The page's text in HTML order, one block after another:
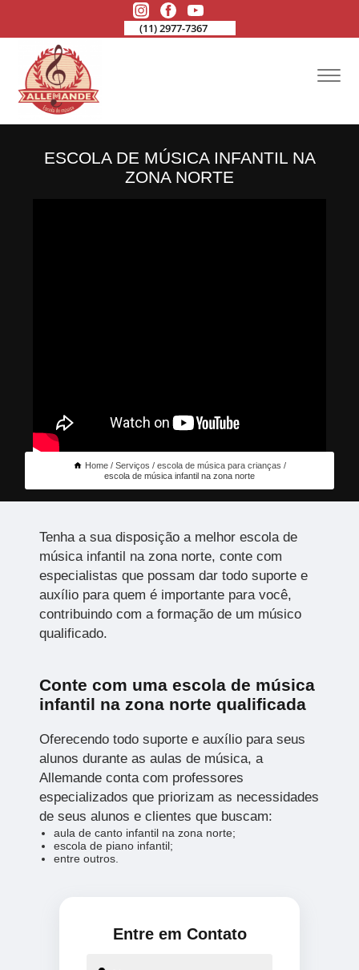
(11) 2977-7367
ESCOLA DE MÚSICA INFANTIL NA
ZONA NORTE
Home Serviços
escola de música para crianças
escola de música infantil na zona norte
Tenha a sua disposição a melhor escola de
música infantil na zona norte, conte com
especialistas que possam dar todo suporte e
auxílio para quem é importante para você,
contribuindo com a formação de um músico
qualificado.
Conte com uma escola de música
infantil na zona norte qualificada
Oferecendo todo suporte e auxílio para seus
alunos durante as aulas de música, a
Allemande conta com professores
especializados que priorizam as necessidades
de seus alunos e clientes que buscam:
aula de canto infantil na zona norte;
escola de piano infantil;
entre outros.
Entre em Contato